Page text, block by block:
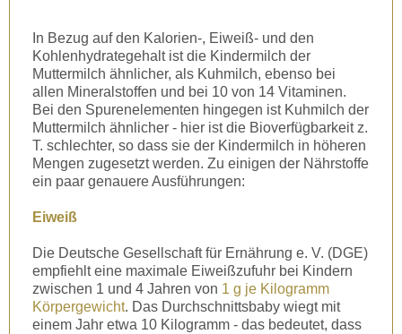
In Bezug auf den Kalorien-, Eiweiß- und den
Kohlenhydrategehalt ist die Kindermilch der
Muttermilch ähnlicher, als Kuhmilch, ebenso bei
allen Mineralstoffen und bei 10 von 14 Vitaminen.
Bei den Spurenelementen hingegen ist Kuhmilch der
Muttermilch ähnlicher - hier ist die Bioverfügbarkeit z.
T. schlechter, so dass sie der Kindermilch in höheren
Mengen zugesetzt werden. Zu einigen der Nährstoffe
ein paar genauere Ausführungen:
Eiweiß
Die Deutsche Gesellschaft für Ernährung e. V. (DGE)
empfiehlt eine maximale Eiweißzufuhr bei Kindern
zwischen 1 und 4 Jahren von 1 g je Kilogramm
Körpergewicht. Das Durchschnittsbaby wiegt mit
einem Jahr etwa 10 Kilogramm - das bedeutet, dass